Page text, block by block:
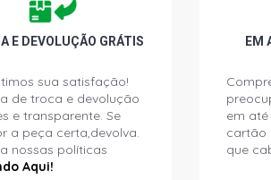
E DEVOLUÇÃO GRÁTIS
sua satisfação!
de troca e devolução
e transparente. Se
a peça certa,devolva.
nossas políticas
Aqui!
EM
em até
cartão
que